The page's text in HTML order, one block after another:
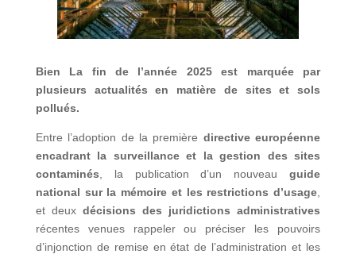
Bien La fin de l’année 2025 est marquée par
plusieurs actualités en matière de sites et sols
pollués.
Entre l’adoption de la première directive européenne
encadrant la surveillance et la gestion des sites
contaminés, la publication d’un nouveauguide
national sur la mémoire et les restrictions d’usage,
et deux décisions des juridictions administratives
récentes venues rappeler ou préciser les pouvoirs
d’injonction de remise en état de l’administration et les